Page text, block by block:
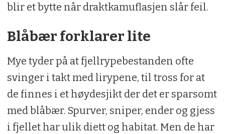
blir et bytte når draktkamuflasjen slår feil.
Blåbær forklarer lite
Mye tyder på at fjellrypebestanden ofte
svinger i takt med lirypene, til tross for at
de finnes i et høydesjikt der det er sparsomt
med blåbær. Spurver, sniper, ender og gjess
i fjellet har ulik diett og habitat. Men de har